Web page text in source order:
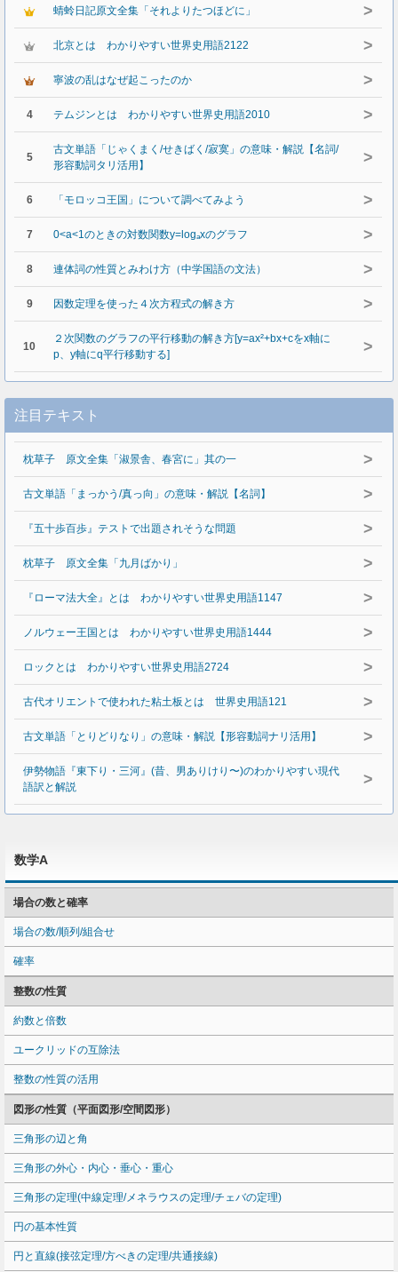
蜻蛉日記原文全集「それよりたつほどに」 >
北京とは わかりやすい世界史用語2122 >
寧波の乱はなぜ起こったのか >
4 テムジンとは わかりやすい世界史用語2010 >
5
古文単語「じゃくまく/せきばく/寂寞」の意味・解説【名詞/
形容動詞タリ活用】
>
6 「モロッコ王国」について調べてみよう >
7 0<a<1のときの対数関数y=logₐxのグラフ >
8 連体詞の性質とみわけ方（中学国語の文法） >
9 因数定理を使った４次方程式の解き方 >
10
２次関数のグラフの平行移動の解き方[y=ax²+bx+cをx軸に
p、y軸にq平行移動する]
>
注目テキスト
枕草子 原文全集「淑景舎、春宮に」其の一 >
古文単語「まっかう/真っ向」の意味・解説【名詞】 >
『五十歩百歩』テストで出題されそうな問題 >
枕草子 原文全集「九月ばかり」 >
『ローマ法大全』とは わかりやすい世界史用語1147 >
ノルウェー王国とは わかりやすい世界史用語1444 >
ロックとは わかりやすい世界史用語2724 >
古代オリエントで使われた粘土板とは 世界史用語121 >
古文単語「とりどりなり」の意味・解説【形容動詞ナリ活用】 >
伊勢物語『東下り・三河』(昔、男ありけり〜)のわかりやすい現代
語訳と解説
>
数学A
場合の数と確率
場合の数/順列/組合せ
確率
整数の性質
約数と倍数
ユークリッドの互除法
整数の性質の活用
図形の性質（平面図形/空間図形）
三角形の辺と角
三角形の外心・内心・垂心・重心
三角形の定理(中線定理/メネラウスの定理/チェバの定理)
円の基本性質
円と直線(接弦定理/方べきの定理/共通接線)